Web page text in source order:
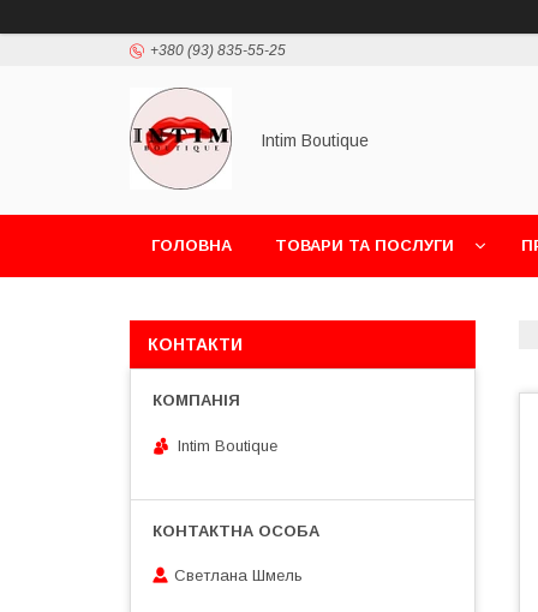
+380 (93) 835-55-25
Intim Boutique
ГОЛОВНА ТОВАРИ ТА ПОСЛУГИ
КОНТАКТИ
Intim Boutique
Светлана Шмель